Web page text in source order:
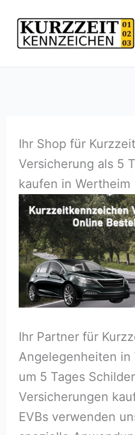
Inhalt
springen
Ihr Shop für
Versicherung als 5
kaufen in Wertheim
Ihr Partner für
Angelegenheiten in
um 5 Tages
Versicherungen
EVBs verwenden